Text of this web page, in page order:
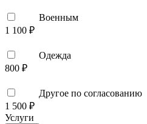
Военным
1 100 ₽
Одежда
800 ₽
Другое по согласованию
1 500 ₽
Услуги